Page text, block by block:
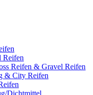
Reifen
Reifen & Gravel Reifen
& City Reifen
Dichtmittel